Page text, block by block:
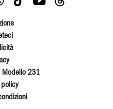
Modello 231